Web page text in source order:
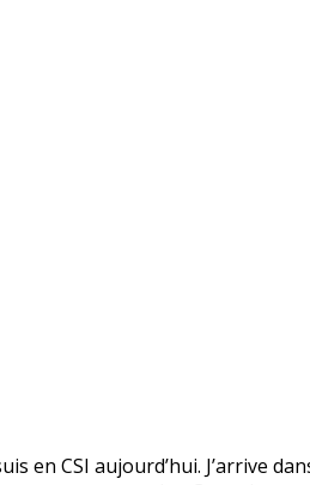
en CSI aujourd’hui. J’arrive